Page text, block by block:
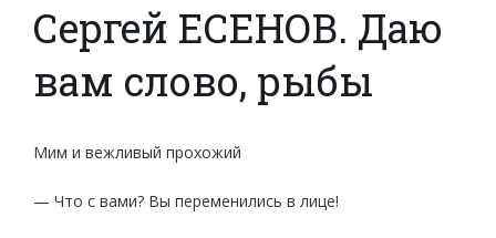
Сергей ЕСЕНОВ. Даю
вам слово, рыбы
Мим и вежливый прохожий
— Что с вами? Вы переменились в лице!